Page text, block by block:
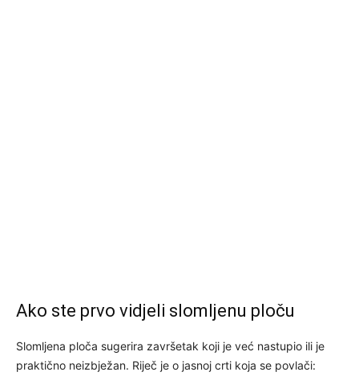
Ako ste prvo vidjeli slomljenu ploču
Slomljena ploča sugerira završetak koji je već nastupio ili je
praktično neizbježan. Riječ je o jasnoj crti koja se povlači: